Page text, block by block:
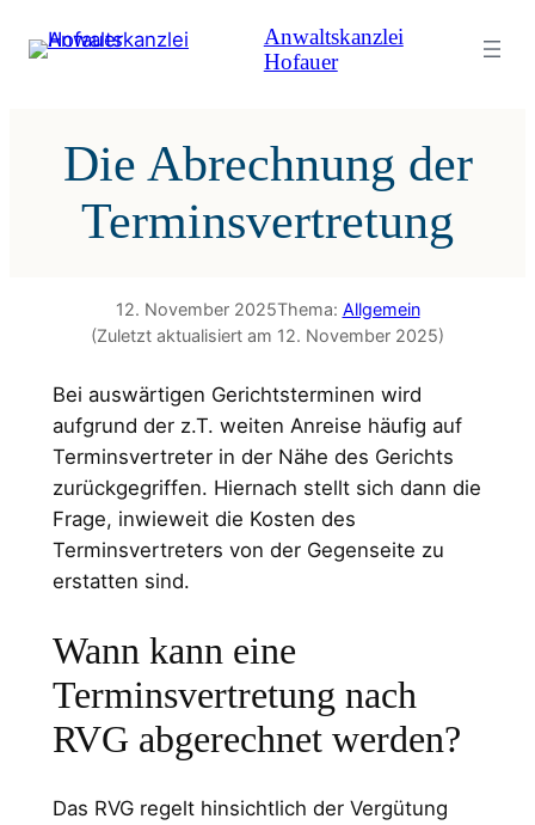
Inhalt
Anwaltskanzlei
Hofauer
Die Abrechnung der
Terminsvertretung
12. November 2025Thema: Allgemein
(Zuletzt aktualisiert am 12. November 2025)
Bei auswärtigen Gerichtsterminen wird
aufgrund der z.T. weiten Anreise häufig auf
Terminsvertreter in der Nähe des Gerichts
zurückgegriffen. Hiernach stellt sich dann die
Frage, inwieweit die Kosten des
Terminsvertreters von der Gegenseite zu
erstatten sind.
Wann kann eine
Terminsvertretung nach
RVG abgerechnet werden?
Das RVG regelt hinsichtlich der Vergütung